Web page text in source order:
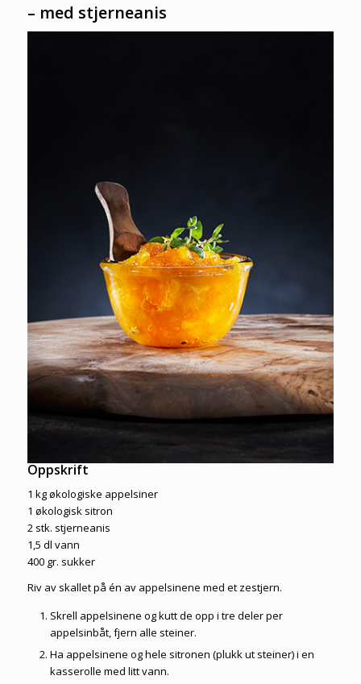
– med stjerneanis
Oppskrift
1 kg økologiske appelsiner
1 økologisk sitron
2 stk. stjerneanis
1,5 dl vann
400 gr. sukker
Riv av skallet på én av appelsinene med et zestjern.
Skrell appelsinene og kutt de opp i tre deler per
appelsinbåt, fjern alle steiner.
Ha appelsinene og hele sitronen (plukk ut steiner) i en
kasserolle med litt vann.